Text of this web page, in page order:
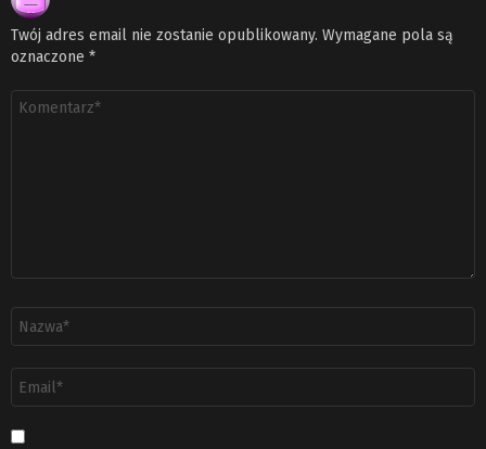
Twój adres email nie zostanie opublikowany. Wymagane pola są
oznaczone *
Komentarz
email
*